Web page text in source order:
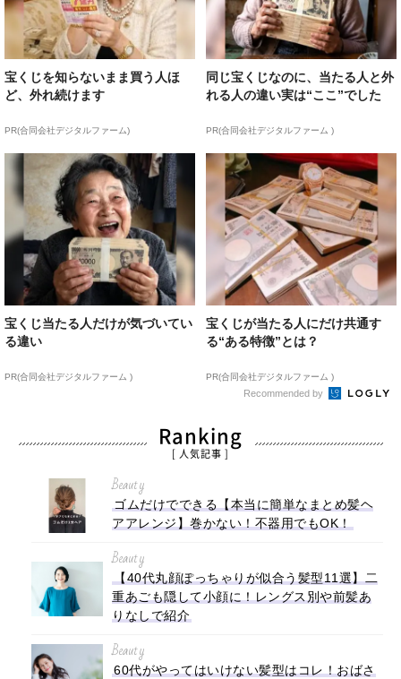
宝くじを知らないまま買う人ほ
ど、外れ続けます
PR(合同会社デジタルファーム)
同じ宝くじなのに、当たる人と外
れる人の違い実は“ここ”でした
PR(合同会社デジタルファーム )
宝くじ当たる人だけが気づいてい
る違い
PR(合同会社デジタルファーム )
宝くじが当たる人にだけ共通す
る“ある特徴”とは？
PR(合同会社デジタルファーム )
Recommended by
Ranking
[ 人気記事 ]
Beauty
ゴムだけでできる【本当に簡単なまとめ髪ヘ
アアレンジ】巻かない！不器用でもOK！
Beauty
【40代丸顔ぽっちゃりが似合う髪型11選】二
重あごも隠して小顔に！レングス別や前髪あ
りなしで紹介
Beauty
60代がやってはいけない髪型はコレ！おばさ